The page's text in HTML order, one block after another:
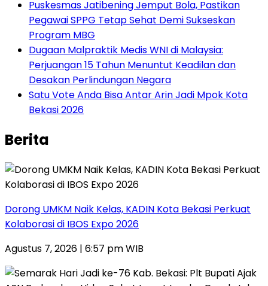
Puskesmas Jatibening Jemput Bola, Pastikan
Pegawai SPPG Tetap Sehat Demi Sukseskan
Program MBG
‎Dugaan Malpraktik Medis WNI di Malaysia:
Perjuangan 15 Tahun Menuntut Keadilan dan
Desakan Perlindungan Negara
Satu Vote Anda Bisa Antar Arin Jadi Mpok Kota
Bekasi 2026
Berita
Dorong UMKM Naik Kelas, KADIN Kota Bekasi Perkuat
Kolaborasi di IBOS Expo 2026
Agustus 7, 2026 | 6:57 pm WIB